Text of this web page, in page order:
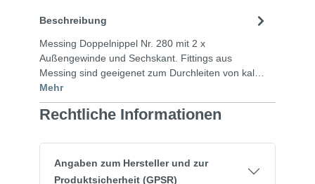
Beschreibung
Messing Doppelnippel Nr. 280 mit 2 x
Außengewinde und Sechskant. Fittings aus
Messing sind geeigenet zum Durchleiten von kal…
Mehr
Rechtliche Informationen
Angaben zum Hersteller und zur
Produktsicherheit (GPSR)